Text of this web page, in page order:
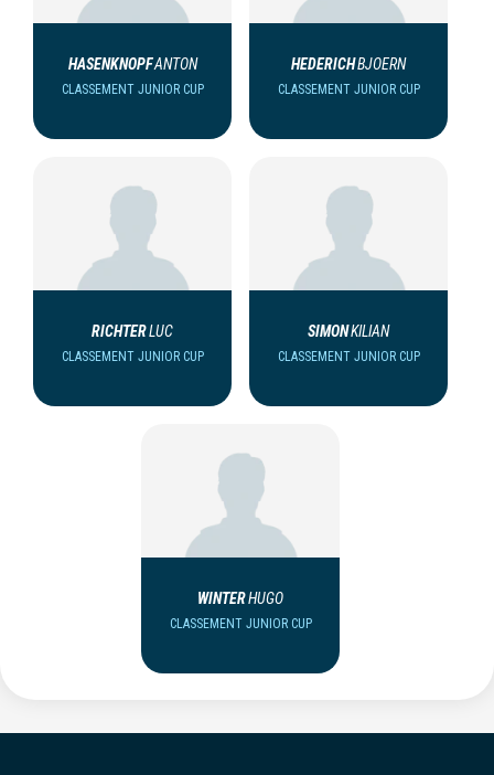
HASENKNOPFANTON
CLASSEMENT JUNIOR CUP
HEDERICHBJOERN
CLASSEMENT JUNIOR CUP
RICHTERLUC
CLASSEMENT JUNIOR CUP
SIMONKILIAN
CLASSEMENT JUNIOR CUP
WINTERHUGO
CLASSEMENT JUNIOR CUP